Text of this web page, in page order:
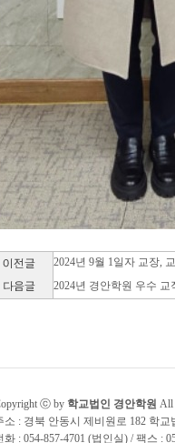
2024년 9월 1일자 교장,
2024년 경안학원 우수
ⓒ by 학교법인 경안학원 All
소 : 경북 안동시 제비원로 182 학교
화 : 054-857-4701 (법인실) / 팩스 :